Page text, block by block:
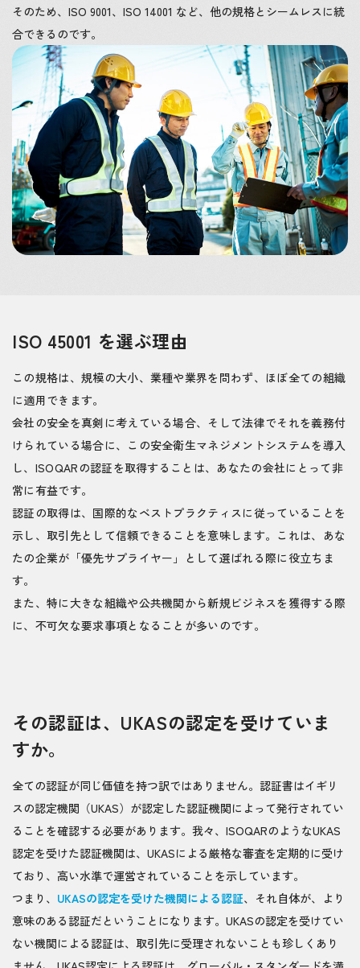
そのため、ISO 9001、ISO 14001 など、他の規格とシームレスに統
合できるのです。
ISO 45001 を選ぶ理由
この規格は、規模の大小、業種や業界を問わず、ほぼ全ての組織
に適用できます。
会社の安全を真剣に考えている場合、そして法律でそれを義務付
けられている場合に、この安全衛生マネジメントシステムを導入
し、ISOQARの認証を取得することは、あなたの会社にとって非
常に有益です。
認証の取得は、国際的なベストプラクティスに従っていることを
示し、取引先として信頼できることを意味します。これは、あな
たの企業が「優先サプライヤー」として選ばれる際に役立ちま
す。
また、特に大きな組織や公共機関から新規ビジネスを獲得する際
に、不可欠な要求事項となることが多いのです。
その認証は、UKASの認定を受けていま
すか。
全ての認証が同じ価値を持つ訳ではありません。認証書はイギリ
スの認定機関（UKAS）が認定した認証機関によって発行されてい
ることを確認する必要があります。我々、ISOQARのようなUKAS
認定を受けた認証機関は、UKASによる厳格な審査を定期的に受け
ており、高い水準で運営されていることを示しています。
つまり、 UKASの認定を受けた機関による認証、それ自体が、より
意味のある認証だということになります。UKASの認定を受けてい
ない機関による認証は、取引先に受理されないことも珍しくあり